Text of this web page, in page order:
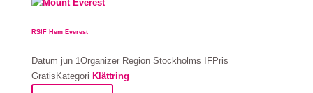
RSIF Hem Everest
Datum jun 1Organizer Region Stockholms IFPris
Gratis Kategori Klättring